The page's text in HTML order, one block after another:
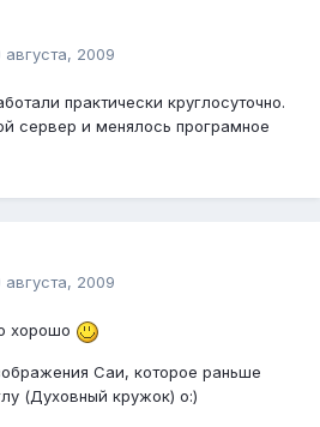
августа, 2009
практически круглосуточно.
сервер и менялось програмное
августа, 2009
хорошо
Саи, которое раньше
(Духовный кружок) o:)